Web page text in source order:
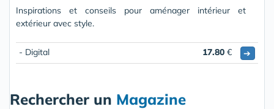
Inspirations et conseils pour aménager intérieur et
extérieur avec style.
- Digital 17.80 € ➔
Rechercher un Magazine